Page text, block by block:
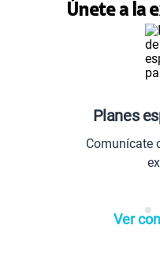
Únete a la
Planes especiales
con todo el
Ver